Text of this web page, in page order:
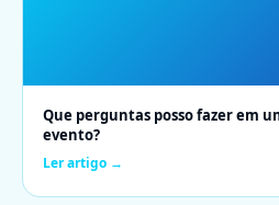
Que perguntas posso fazer em
evento?
Ler artigo →